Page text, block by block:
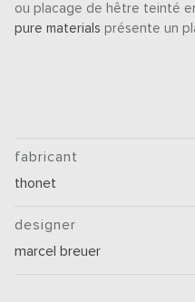
ou placage de hêtre teinté
pure materials présente un
fabricant
thonet
designer
marcel breuer